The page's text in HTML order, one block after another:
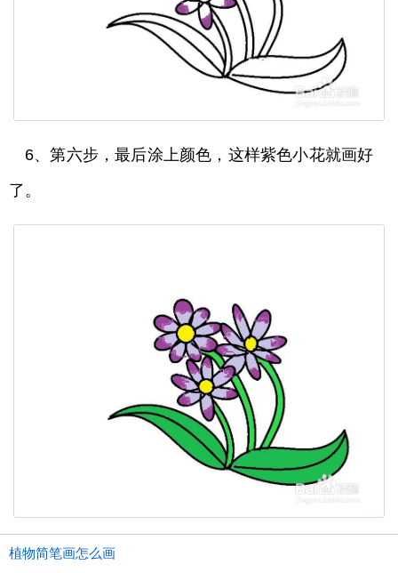
6、第六步，最后涂上颜色，这样紫色小花就画好
了。
植物简笔画怎么画